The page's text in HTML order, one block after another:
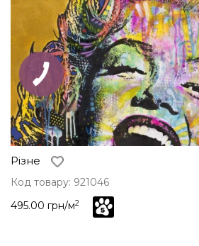
Різне
Код товару: 921046
495.00 грн/м2